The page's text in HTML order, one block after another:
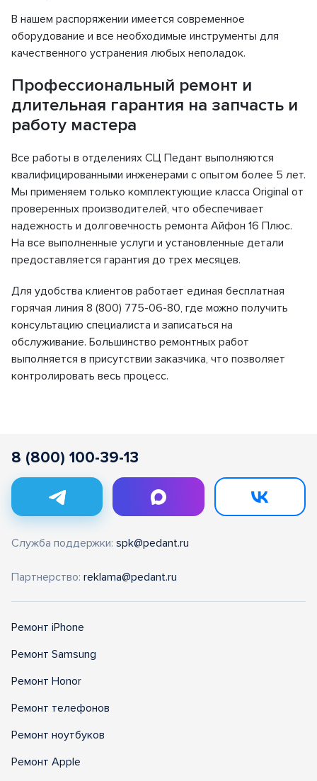
В нашем распоряжении имеется современное
оборудование и все необходимые инструменты для
качественного устранения любых неполадок.
Профессиональный ремонт и
длительная гарантия на запчасть и
работу мастера
Все работы в отделениях СЦ Педант выполняются
квалифицированными инженерами с опытом более 5 лет.
Мы применяем только комплектующие класса Original от
проверенных производителей, что обеспечивает
надежность и долговечность ремонта Айфон 16 Плюс.
На все выполненные услуги и установленные детали
предоставляется гарантия до трех месяцев.
Для удобства клиентов работает единая бесплатная
горячая линия 8 (800) 775-06-80, где можно получить
консультацию специалиста и записаться на
обслуживание. Большинство ремонтных работ
выполняется в присутствии заказчика, что позволяет
контролировать весь процесс.
8 (800) 100-39-13
Служба поддержки: spk@pedant.ru
Партнерство: reklama@pedant.ru
Ремонт iPhone
Ремонт Samsung
Ремонт Honor
Ремонт телефонов
Ремонт ноутбуков
Ремонт Apple